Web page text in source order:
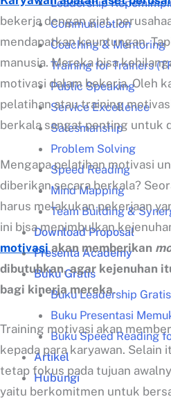
Leadership
Communication
Coaching & Mentoring
Training for Trainers
Public Speaking
Service Excellence
Salesmanship
Problem Solving
Speed Reading
Mind Mapping
Team Building &
Download Proposal
Presenta Academy
Buku Gratis
Buku Leadership Gratis
Buku Presentasi
Buku Speed Reading
Artikel
Hubungi
bekerja dengan giat,
mendapatkan keuntungan.
manusia. Mereka bisa
motivasi dalam bekerja. Oleh
pelatihan atau training
berkala sangat penting untuk
Mengapa pelatihan motivasi
diberikan secara berkala?
harus melakukan pekerjaan
ini bisa menimbulkan
motivasiakan memberikan
dibutuhkan, agar kejenuhan
bagi kinerja mereka.
Training motivasi akan
kepada para karyawan. Selain
tetap fokus pada tujuan
yaitu berkomitmen untuk